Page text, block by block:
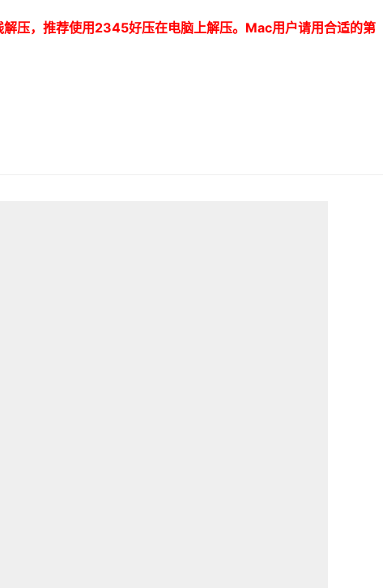
压，推荐使用2345好压在电脑上解压。 Mac用户请用合适的第